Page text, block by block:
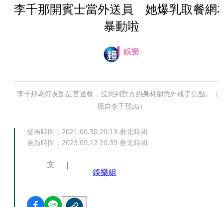
李千那開賓士當外送員 她爆乳取餐網
暴動啦
娛樂
李千那為好友劉品言送餐，沒想到對方的身材卻意外成了焦點。（
攝自李千那IG）
發布時間： 2021.06.30 20:13 臺北時間
更新時間： 2023.09.12 20:39 臺北時間
文
娛樂組